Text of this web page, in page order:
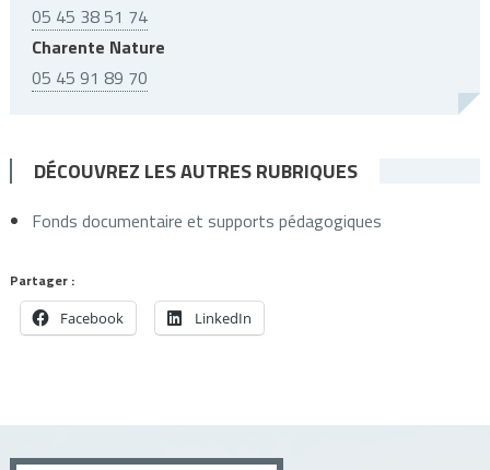
05 45 38 51 74
Charente Nature
05 45 91 89 70
DÉCOUVREZ LES AUTRES RUBRIQUES
Fonds documentaire et supports pédagogiques
Partager :
Facebook LinkedIn